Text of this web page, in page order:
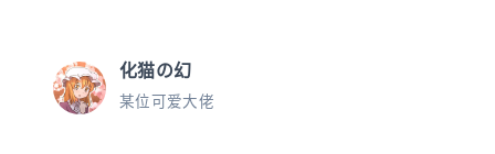
化猫の幻
某位可爱大佬